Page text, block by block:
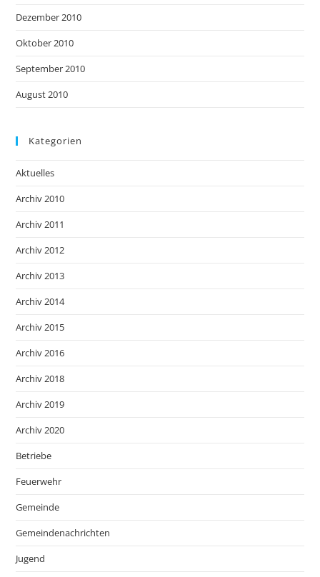
Dezember 2010
Oktober 2010
September 2010
August 2010
Kategorien
Aktuelles
Archiv 2010
Archiv 2011
Archiv 2012
Archiv 2013
Archiv 2014
Archiv 2015
Archiv 2016
Archiv 2018
Archiv 2019
Archiv 2020
Betriebe
Feuerwehr
Gemeinde
Gemeindenachrichten
Jugend